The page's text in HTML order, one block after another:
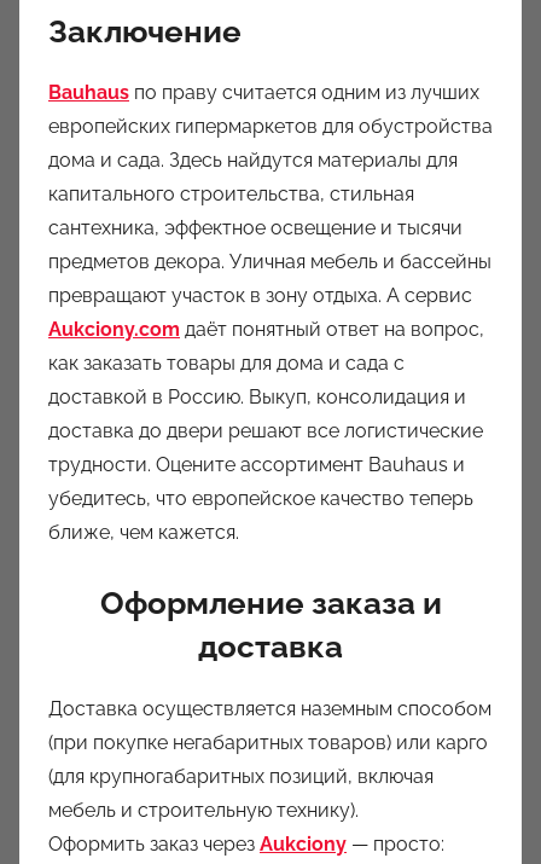
Заключение
Bauhaus по праву считается одним из лучших
европейских гипермаркетов для обустройства
дома и сада. Здесь найдутся материалы для
капитального строительства, стильная
сантехника, эффектное освещение и тысячи
предметов декора. Уличная мебель и бассейны
превращают участок в зону отдыха. А сервис
Aukciony.com даёт понятный ответ на вопрос,
как заказать товары для дома и сада с
доставкой в Россию. Выкуп, консолидация и
доставка до двери решают все логистические
трудности. Оцените ассортимент Bauhaus и
убедитесь, что европейское качество теперь
ближе, чем кажется.
Оформление заказа и
доставка
Доставка осуществляется наземным способом
(при покупке негабаритных товаров) или карго
(для крупногабаритных позиций, включая
мебель и строительную технику).
Оформить заказ через Aukciony — просто: